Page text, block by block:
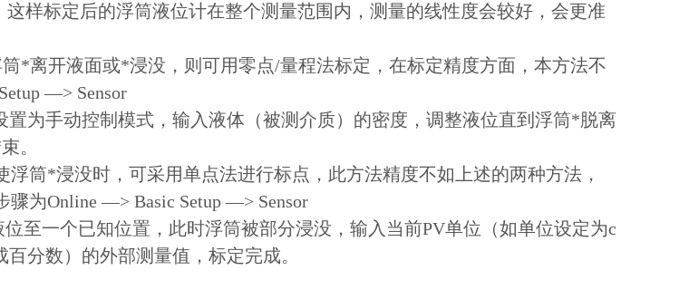
样标定后的浮筒液位计在整个测量范围内，测量的线性度会较好，会更准
*离开液面或*浸没，则可用零点/量程法标定，在标定精度方面，本方法不
—> Sensor
置为手动控制模式，输入液体（被测介质）的密度，调整液位直到浮筒*脱离
。
筒*浸没时，可采用单点法进行标点，此方法精度不如上述的两种方法，
骤为Online—> Basic Setup—> Sensor
至一个已知位置，此时浮筒被部分浸没，输入当前PV单位（如单位设定为c
百分数）的外部测量值，标定完成。